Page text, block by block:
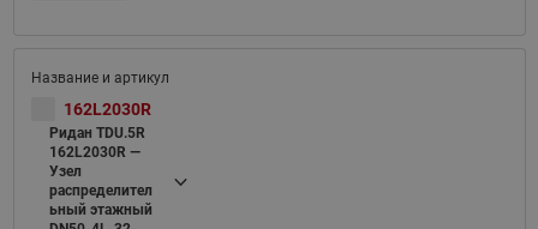
162L2030R
Ридан TDU.5R
162L2030R —
Узел
распределител
ьный этажный